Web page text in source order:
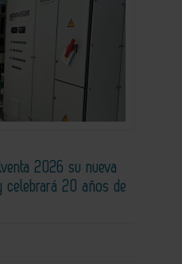
2026 su nueva
celebrará 20 años de